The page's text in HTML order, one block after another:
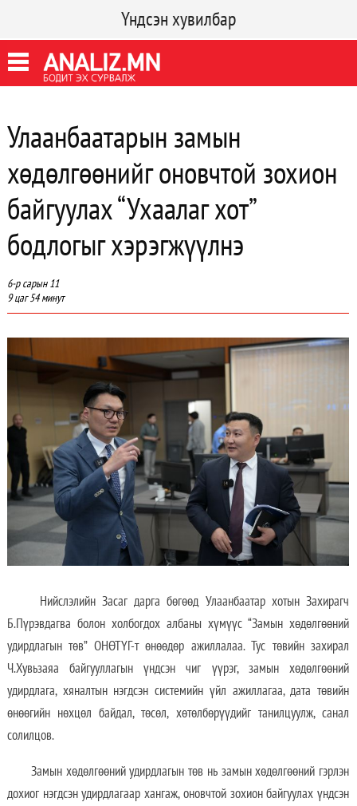
Үндсэн хувилбар
Улаанбаатарын замын
хөдөлгөөнийг оновчтой зохион
байгуулах “Ухаалаг хот”
бодлогыг хэрэгжүүлнэ
6-р сарын 11
9 цаг 54 минут
Нийслэлийн Засаг дарга бөгөөд Улаанбаатар хотын Захирагч
Б.Пүрэвдагва болон холбогдох албаны хүмүүс “Замын хөдөлгөөний
удирдлагын төв” ОНӨТҮГ-т өнөөдөр ажиллалаа. Тус төвийн захирал
Ч.Хувьзаяа байгууллагын үндсэн чиг үүрэг, замын хөдөлгөөний
удирдлага, хяналтын нэгдсэн системийн үйл ажиллагаа, дата төвийн
өнөөгийн нөхцөл байдал, төсөл, хөтөлбөрүүдийг танилцуулж, санал
солилцов.
Замын хөдөлгөөний удирдлагын төв нь замын хөдөлгөөний гэрлэн
дохиог нэгдсэн удирдлагаар хангаж, оновчтой зохион байгуулах үндсэн